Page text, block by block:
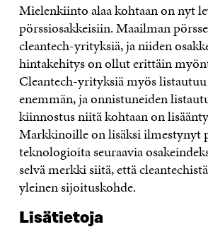
Mielenkiinto alaa kohtaan on nyt
pörssiosakkeisiin. Maailman
cleantech-yrityksiä, ja niiden
hintakehitys on ollut erittäin
Cleantech-yrityksiä myös
enemmän, ja onnistuneiden
kiinnostus niitä kohtaan on
Markkinoille on lisäksi ilmestynyt
teknologioita seuraavia
selvä merkki siitä, että
yleinen sijoituskohde.
Lisätietoja